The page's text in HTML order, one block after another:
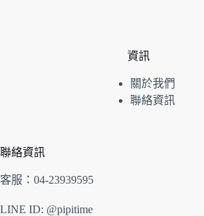
資訊
關於我們
聯絡資訊
聯絡資訊
客服：04-23939595
LINE ID: @pipitime